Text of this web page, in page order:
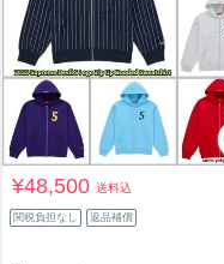
¥48,500送料込
関税負担なし 返品補償